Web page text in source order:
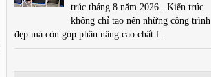
trúc tháng 8 năm 2026 . Kiến trúc
không chỉ tạo nên những công trình
đẹp mà còn góp phần nâng cao chất l...